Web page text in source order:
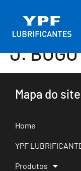
J.
Mapa do site
Home
YPF
Produtos